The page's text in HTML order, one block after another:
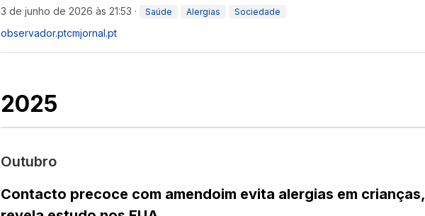
3 de junho de 2026 às 21:53 · Saúde Alergias Sociedade
observador.ptcmjornal.pt
2025
Outubro
Contacto precoce com amendoim evita alergias em crianças,